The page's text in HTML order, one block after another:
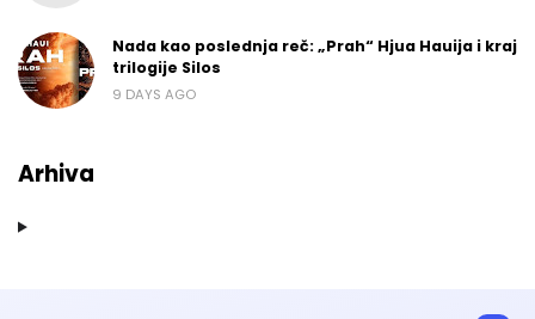
Nada kao poslednja reč: „Prah“ Hjua Hauija i kraj
trilogije Silos
9 DAYS AGO
Arhiva